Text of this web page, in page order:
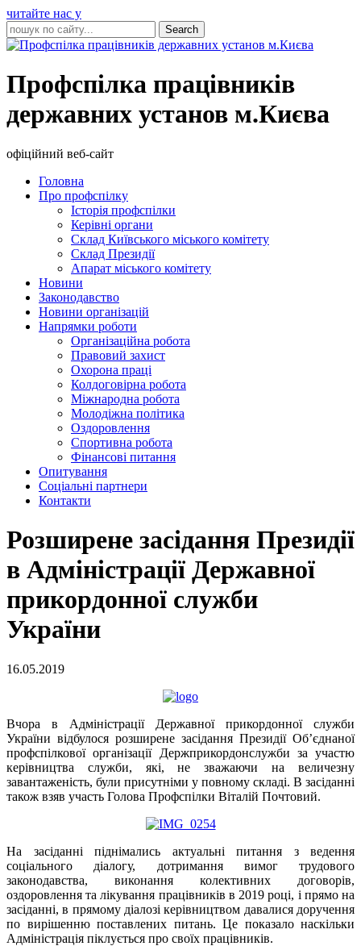
читайте нас у
Профспілка працівників
державних установ м.Києва
офіційний веб-сайт
Головна
Про профспілку
Історія профспілки
Керівні органи
Склад Київського міського комітету
Склад Президії
Апарат міського комітету
Новини
Законодавство
Новини організацій
Напрямки роботи
Організаційна робота
Правовий захист
Охорона праці
Колдоговірна робота
Міжнародна робота
Молодіжна політика
Оздоровлення
Спортивна робота
Фінансові питання
Опитування
Соціальні партнери
Контакти
Розширене засідання Президії
в Адміністрації Державної
прикордонної служби
України
16.05.2019
Вчора в Адміністрації Державної прикордонної служби
України відбулося розширене засідання Президії Об’єднаної
профспілкової організації Держприкордонслужби за участю
керівництва служби, які, не зважаючи на величезну
завантаженість, були присутніми у повному складі. В засіданні
також взяв участь Голова Профспілки Віталій Почтовий.
На засіданні піднімались актуальні питання з ведення
соціального діалогу, дотримання вимог трудового
законодавства, виконання колективних договорів,
оздоровлення та лікування працівників в 2019 році, і прямо на
засіданні, в прямому діалозі керівництвом давалися доручення
по вирішенню поставлених питань. Це показало наскільки
Адміністрація піклується про своїх працівників.